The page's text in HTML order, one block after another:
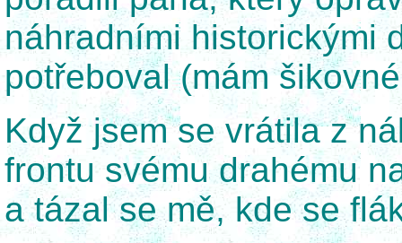
náhradními historickými
potřeboval (mám
Když jsem se vrátila z
frontu svému drahému
a tázal se mě, kde se